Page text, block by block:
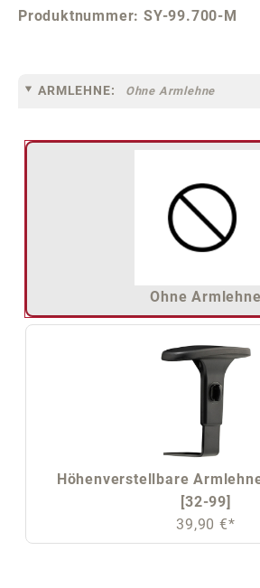
Produktnummer:SY-99.700-M
ARMLEHNE: Ohne Armlehne
Ohne Armlehne
Höhenverstellbare
[32-99]
39,90 €*